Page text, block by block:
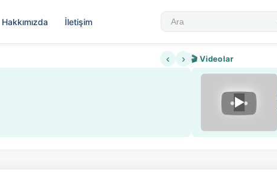
Hakkımızda İletişim
‹ › 🎬 Videolar
▶